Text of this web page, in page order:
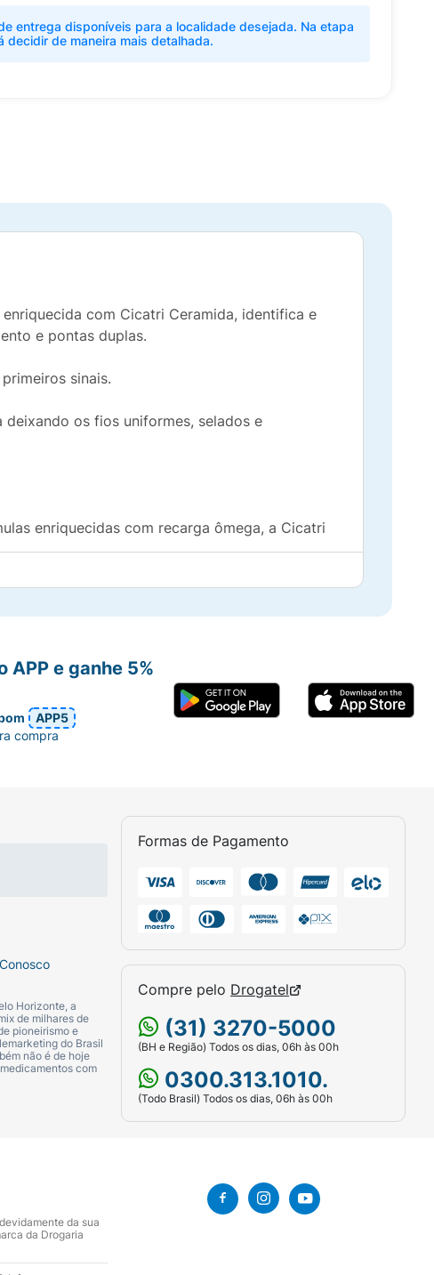
entrega disponíveis para a localidade desejada. Na etapa
decidir de maneira mais detalhada.
enriquecida com Cicatri Ceramida, identifica e
e pontas duplas.
sinais.
os fios uniformes, selados e
enriquecidas com recarga ômega, a Cicatri
opacidade, ressecamento e pontas duplas
Horizonte, a
de milhares de
pioneirismo e
do Brasil
não é de hoje
com
Formas de Pagamento
Compre pelo Drogatel
(31) 3270-5000
(BH e Região) Todos os dias, 06h às 00h
0300.313.1010.
(Todo Brasil) Todos os dias, 06h às 00h
APP e ganhe 5%
APP5
compra
da sua
da Drogaria